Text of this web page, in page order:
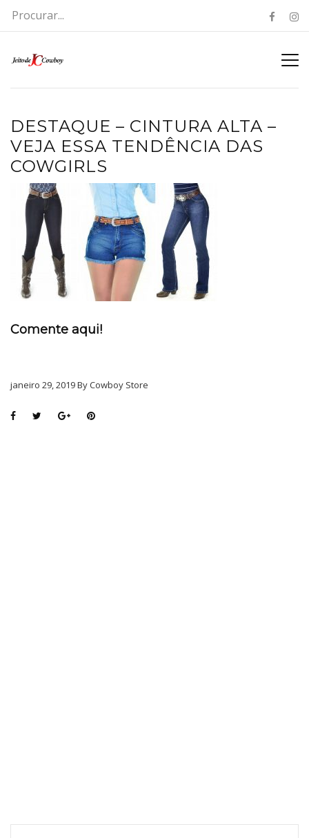
DESTAQUE – CINTURA ALTA –
VEJA ESSA TENDÊNCIA DAS
COWGIRLS
Comente aqui!
janeiro 29, 2019 By Cowboy Store